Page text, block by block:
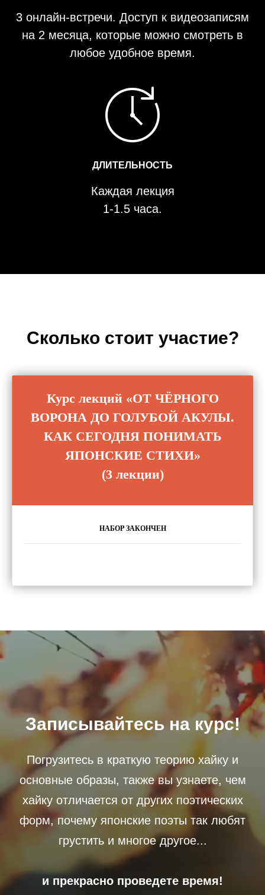
3 онлайн-встречи. Доступ к видеозаписям
на 2 месяца, которые можно смотреть в
любое удобное время.
ДЛИТЕЛЬНОСТЬ
Каждая лекция
1-1.5 часа.
Сколько стоит участие?
Курс лекций «ОТ ЧЁРНОГО
ВОРОНА ДО ГОЛУБОЙ АКУЛЫ.
КАК СЕГОДНЯ ПОНИМАТЬ
ЯПОНСКИЕ СТИХИ»
(3 лекции)
НАБОР ЗАКОНЧЕН
Записывайтесь на курс!
Погрузитесь в краткую теорию хайку и
основные образы, также вы узнаете, чем
хайку отличается от других поэтических
форм, почему японские поэты так любят
грустить и многое другое...
и прекрасно проведете время!